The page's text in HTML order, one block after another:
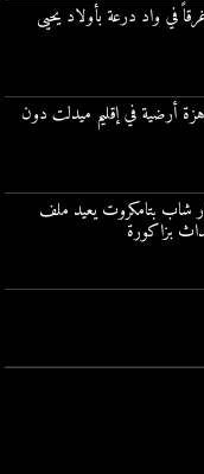
في واد درعة بأولاد يحيى
هزة أرضية في إقليم ميدلت دون
شاب بتامكروت يعيد ملف
بزاكورة